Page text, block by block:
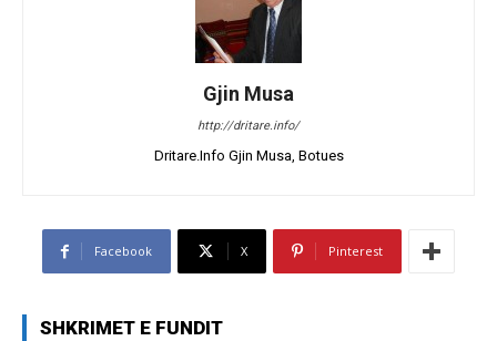
Gjin Musa
http://dritare.info/
Dritare.Info Gjin Musa, Botues
Facebook X Pinterest
SHKRIMET E FUNDIT